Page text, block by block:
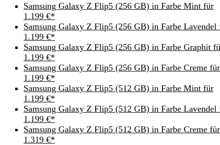
Samsung Galaxy Z Flip5 (256 GB) in Farbe Mint für
1.199 €*
Samsung Galaxy Z Flip5 (256 GB) in Farbe Lavendel
1.199 €*
Samsung Galaxy Z Flip5 (256 GB) in Farbe Graphit
1.199 €*
Samsung Galaxy Z Flip5 (256 GB) in Farbe Creme für
1.199 €*
Samsung Galaxy Z Flip5 (512 GB) in Farbe Mint für
1.199 €*
Samsung Galaxy Z Flip5 (512 GB) in Farbe Lavendel
1.199 €*
Samsung Galaxy Z Flip5 (512 GB) in Farbe Creme für
1.319 €*